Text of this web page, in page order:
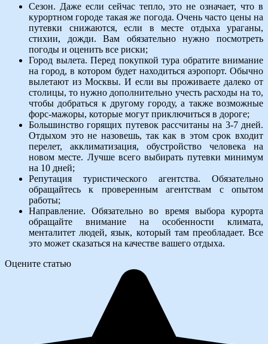
Сезон. Даже если сейчас тепло, это не означает, что в
курортном городе такая же погода. Очень часто цены на
путевки снижаются, если в месте отдыха ураганы,
стихии, дожди. Вам обязательно нужно посмотреть
погоды и оценить все риски;
Город вылета. Перед покупкой тура обратите внимание
на город, в котором будет находиться аэропорт. Обычно
вылетают из Москвы. И если вы проживаете далеко от
столицы, то нужно дополнительно учесть расходы на то,
чтобы добраться к другому городу, а также возможные
форс-мажоры, которые могут приключиться в дороге;
Большинство горящих путевок рассчитаны на 3-7 дней.
Отдыхом это не назовешь, так как в этом срок входит
перелет, акклиматизация, обустройство человека на
новом месте. Лучше всего выбирать путевки минимум
на 10 дней;
Репутация туристического агентства. Обязательно
обращайтесь к проверенным агентствам с опытом
работы;
Направление. Обязательно во время выбора курорта
обращайте внимание на особенности климата,
менталитет людей, язык, который там преобладает. Все
это может сказаться на качестве вашего отдыха.
Оцените статью